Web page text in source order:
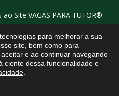
Site VAGAS PARA TUTOR® -
para melhorar a sua
site, bem como para
e ao continuar navegando
ciente dessa funcionalidade e